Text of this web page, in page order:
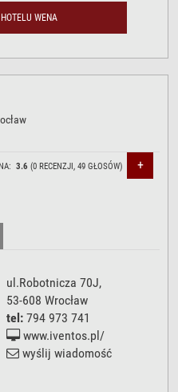
WENA
3.6 (0 RECENZJI,49 GŁOSÓW) +
ul.Robotnicza 70J,
53-608 Wrocław
tel: 794 973 741
www.iventos.pl/
wyślij wiadomość